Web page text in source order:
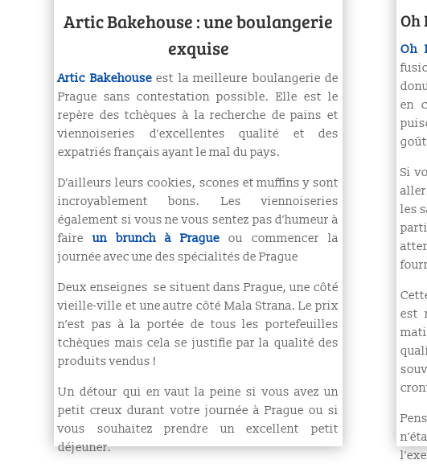
Artic Bakehouse : une boulangerie
exquise
Artic Bakehouseest la meilleure boulangerie de
Prague sans contestation possible. Elle est le
repère des tchèques à la recherche de pains et
viennoiseries d’excellentes qualité et des
expatriés français ayant le mal du pays.
D’ailleurs leurs cookies, scones et muffins y sont
incroyablement bons. Les viennoiseries
également si vous ne vous sentez pas d’humeur à
faireun brunch à Prague ou commencer la
journée avec une des spécialités de Prague
Deux enseignes se situent dans Prague, une côté
vieille-ville et une autre côté Mala Strana.Le prix
n’est pas à la portée de tous les portefeuilles
tchèques mais cela se justifie par la qualité des
produits vendus !
Un détour qui en vaut la peine si vous avez un
petit creux durant votre journée à Prague ou si
vous souhaitez prendre un excellent petit
déjeuner.
Oh
Oh
en
Si
les
est